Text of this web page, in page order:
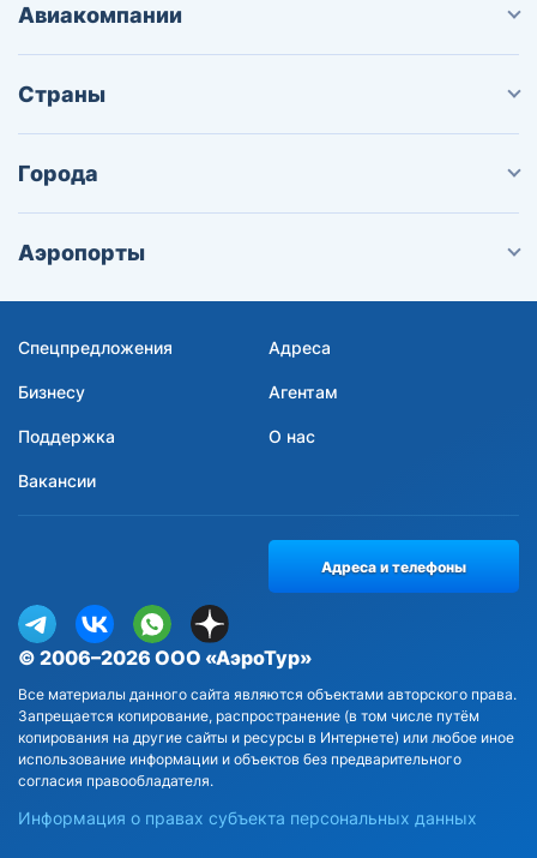
Авиакомпании
Страны
Города
Аэропорты
Спецпредложения Адреса
Бизнесу Агентам
Поддержка О нас
Вакансии
© 2006–2026 ООО «АэроТур»
Все материалы данного сайта являются объектами авторского права.
Запрещается копирование, распространение (в том числе путём
копирования на другие сайты и ресурсы в Интернете) или любое иное
использование информации и объектов без предварительного
согласия правообладателя.
Информация о правах субъекта персональных данных
Адреса и телефоны